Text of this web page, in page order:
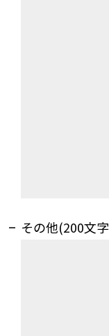
その他(200文